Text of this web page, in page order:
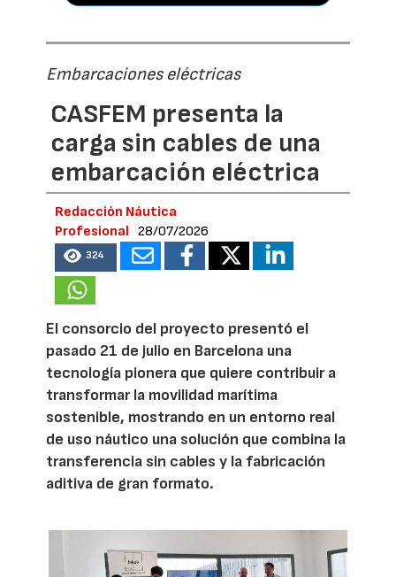
Embarcaciones eléctricas
CASFEM presenta la
carga sin cables de una
embarcación eléctrica
Redacción Náutica
Profesional
28/07/2026
324
El consorcio del proyecto presentó el
pasado 21 de julio en Barcelona una
tecnología pionera que quiere contribuir a
transformar la movilidad marítima
sostenible, mostrando en un entorno real
de uso náutico una solución que combina la
transferencia sin cables y la fabricación
aditiva de gran formato.